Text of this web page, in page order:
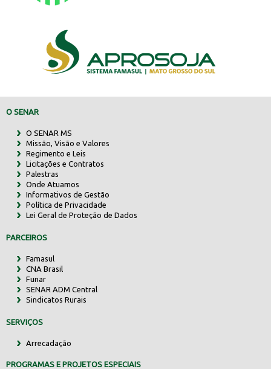
O SENAR
O SENAR MS
Missão, Visão e Valores
Regimento e Leis
Licitações e Contratos
Palestras
Onde Atuamos
Informativos de Gestão
Política de Privacidade
Lei Geral de Proteção de Dados
PARCEIROS
Famasul
CNA Brasil
Funar
SENAR ADM Central
Sindicatos Rurais
SERVIÇOS
Arrecadação
PROGRAMAS E PROJETOS ESPECIAIS